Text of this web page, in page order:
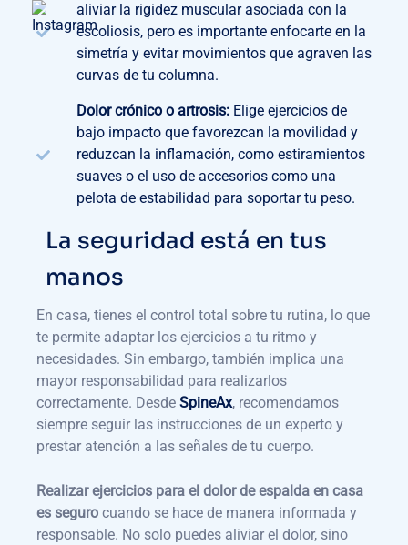
aliviar la rigidez muscular asociada con la
escoliosis, pero es importante enfocarte en la
simetría y evitar movimientos que agraven las
curvas de tu columna.
Dolor crónico o artrosis:Elige ejercicios de
bajo impacto que favorezcan la movilidad y
reduzcan la inflamación, como estiramientos
suaves o el uso de accesorios como una
pelota de estabilidad para soportar tu peso.
La seguridad está en tus
manos
En casa, tienes el control total sobre tu rutina, lo que
te permite adaptar los ejercicios a tu ritmo y
necesidades. Sin embargo, también implica una
mayor responsabilidad para realizarlos
correctamente. Desde SpineAx, recomendamos
siempre seguir las instrucciones de un experto y
prestar atención a las señales de tu cuerpo.
Realizar ejercicios para el dolor de espalda en casa
es seguro cuando se hace de manera informada y
responsable. No solo puedes aliviar el dolor, sino